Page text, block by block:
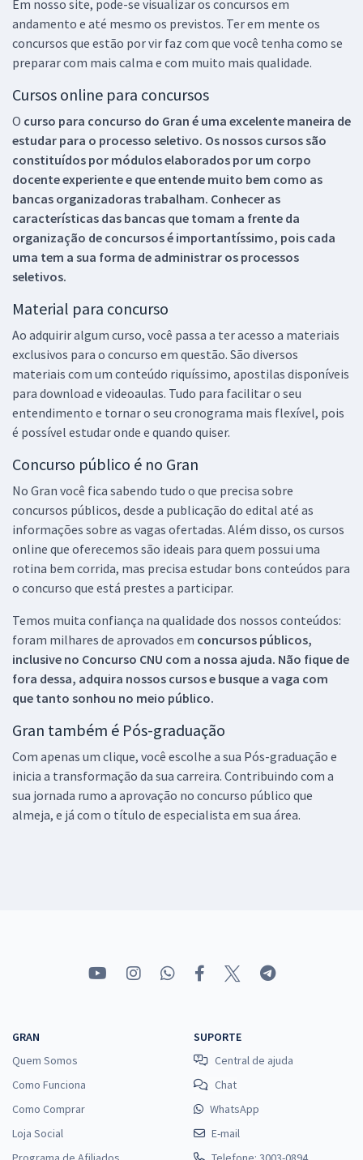
Em nosso site, pode-se visualizar os concursos em
andamento e até mesmo os previstos. Ter em mente os
concursos que estão por vir faz com que você tenha como se
preparar com mais calma e com muito mais qualidade.
Cursos online para concursos
O curso para concurso do Gran é uma excelente maneira de
estudar para o processo seletivo. Os nossos cursos são
constituídos por módulos elaborados por um corpo
docente experiente e que entende muito bem como as
bancas organizadoras trabalham. Conhecer as
características das bancas que tomam a frente da
organização de concursos é importantíssimo, pois cada
uma tem a sua forma de administrar os processos
seletivos.
Material para concurso
Ao adquirir algum curso, você passa a ter acesso a materiais
exclusivos para o concurso em questão. São diversos
materiais com um conteúdo riquíssimo, apostilas disponíveis
para download e videoaulas. Tudo para facilitar o seu
entendimento e tornar o seu cronograma mais flexível, pois
é possível estudar onde e quando quiser.
Concurso público é no Gran
No Gran você fica sabendo tudo o que precisa sobre
concursos públicos, desde a publicação do edital até as
informações sobre as vagas ofertadas. Além disso, os cursos
online que oferecemos são ideais para quem possui uma
rotina bem corrida, mas precisa estudar bons conteúdos para
o concurso que está prestes a participar.
Temos muita confiança na qualidade dos nossos conteúdos:
foram milhares de aprovados em concursos públicos,
inclusive no Concurso CNU com a nossa ajuda. Não fique de
fora dessa, adquira nossos cursos e busque a vaga com
que tanto sonhou no meio público.
Gran também é Pós-graduação
Com apenas um clique, você escolhe a sua Pós-graduação e
inicia a transformação da sua carreira. Contribuindo com a
sua jornada rumo a aprovação no concurso público que
almeja, e já com o título de especialista em sua área.
GRAN
Quem Somos
Como Funciona
Como Comprar
Loja Social
SUPORTE
Central de ajuda
Chat
WhatsApp
E-mail